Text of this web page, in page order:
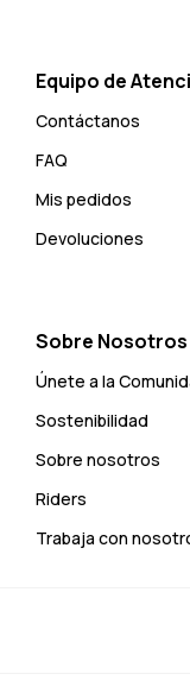
Equipo de
Contáctanos
FAQ
Mis pedidos
Devoluciones
Sobre Nosotros
Únete a la
Sostenibilidad
Sobre nosotros
Riders
Trabaja con